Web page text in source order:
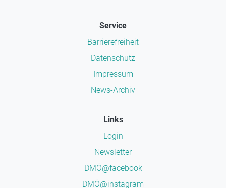
Service
Barrierefreiheit
Datenschutz
Impressum
News-Archiv
Links
Login
Newsletter
DMÖ@facebook
DMÖ@instagram